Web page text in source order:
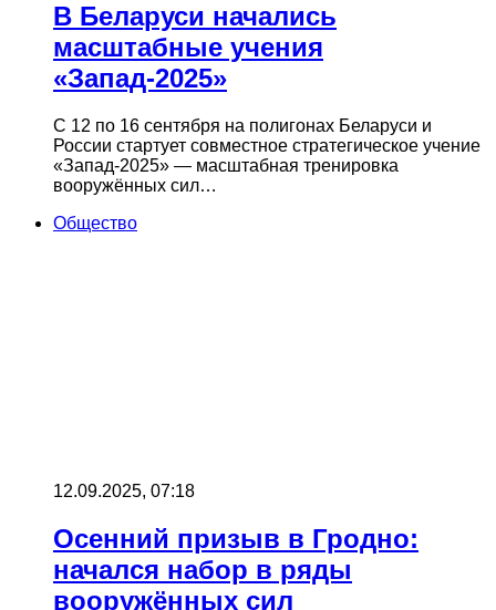
В Беларуси начались
масштабные учения
«Запад-2025»
С 12 по 16 сентября на полигонах Беларуси и
России стартует совместное стратегическое учение
«Запад-2025» — масштабная тренировка
вооружённых сил…
Общество
12.09.2025, 07:18
Осенний призыв в Гродно:
начался набор в ряды
вооружённых сил